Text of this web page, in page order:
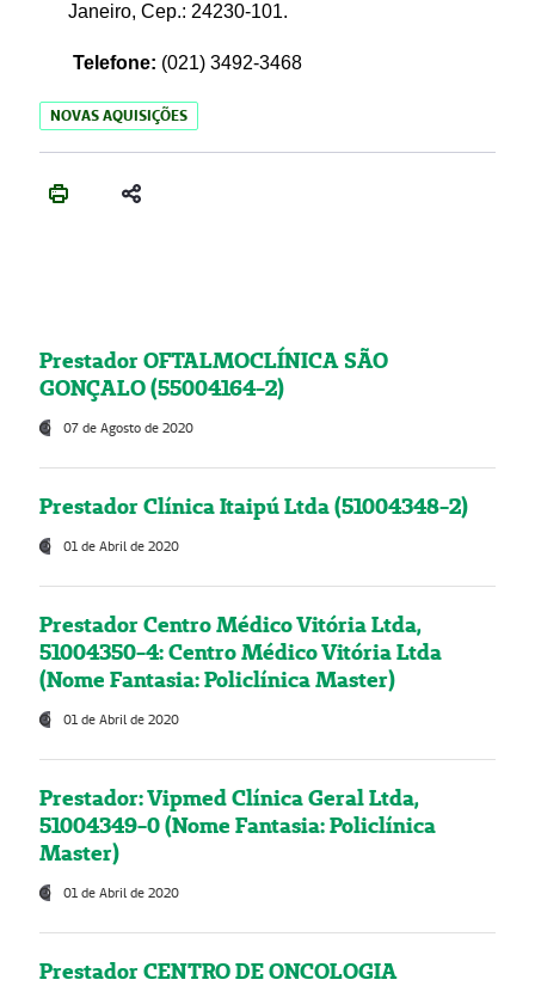
Janeiro, Cep.: 24230-101.
Telefone: (021) 3492-3468
NOVAS AQUISIÇÕES
Prestador OFTALMOCLÍNICA SÃO
GONÇALO (55004164-2)
07 de Agosto de 2020
Prestador Clínica Itaipú Ltda (51004348-2)
01 de Abril de 2020
Prestador Centro Médico Vitória Ltda,
51004350-4: Centro Médico Vitória Ltda
(Nome Fantasia: Policlínica Master)
01 de Abril de 2020
Prestador: Vipmed Clínica Geral Ltda,
51004349-0 (Nome Fantasia: Policlínica
Master)
01 de Abril de 2020
Prestador CENTRO DE ONCOLOGIA